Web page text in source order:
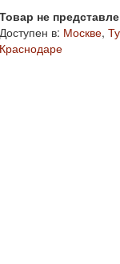
Товар не
Доступен в: Москве,
Краснодаре